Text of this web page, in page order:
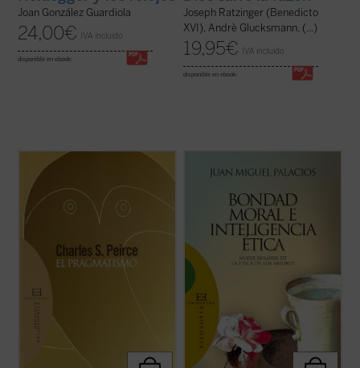
Joan González Guardiola
24,00€ IVA incluido
disponible en ebook:
Joseph Ratzinger (Benedicto
XVI), Andrè Glucksmann, (...)
19,95€ IVA incluido
disponible en ebook:
En los últimos años de su vida, Charles S.
Peirce, «el intelecto más original y versátil
que América ha producido», retoma
muchas cuestiones dentro de su evolución
intelectual y trata de dar una forma
definitiva al sistema de su pensamiento. ...
los valores y la ética fundada en ellos
habla tan sólo de valores bursátiles. Ahora
también los pedagogos ensayan desde sus
tarimas la educación en valores, ...